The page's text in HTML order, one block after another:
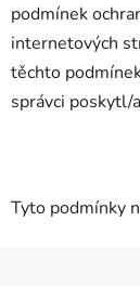
podmínek
internetových
těchto
správci poskytl/
Tyto podmínky